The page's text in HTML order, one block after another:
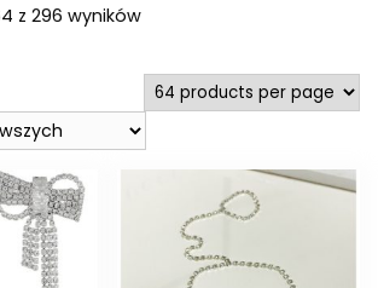
z 296 wynikówPosortowane
najnowszych